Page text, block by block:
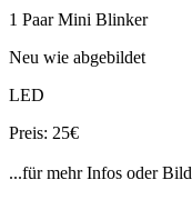
1 Paar Mini Blinker
Neu wie abgebildet
LED
Preis: 25€
...für mehr Infos oder